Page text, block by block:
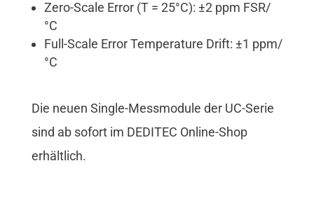
Zero-Scale Error (T = 25°C): ±2 ppm FSR/
°C
Full-Scale Error Temperature Drift: ±1 ppm/
°C
Die neuen Single-Messmodule der UC-Serie
sind ab sofort im DEDITEC Online-Shop
erhältlich.